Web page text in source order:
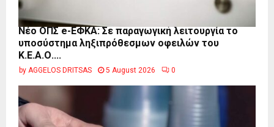
Νέο ΟΠΣ e-ΕΦΚΑ: Σε παραγωγική λειτουργία το
υποσύστημα ληξιπρόθεσμων οφειλών του
Κ.Ε.Α.Ο....
by AGGELOS DRITSAS 5 August 2026 0